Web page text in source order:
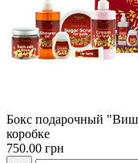
Бокс подарочный
коробке
750.00 грн